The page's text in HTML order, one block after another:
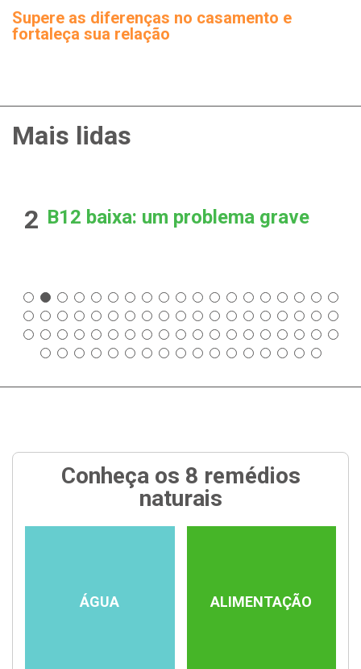
Supere as diferenças no casamento e
fortaleça sua relação
Mais lidas
2 B12 baixa: um problema grave
Conheça os 8 remédios
naturais
ÁGUA ALIMENTAÇÃO